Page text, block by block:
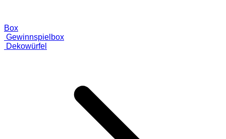
Box
Gewinnspielbox
Dekowürfel